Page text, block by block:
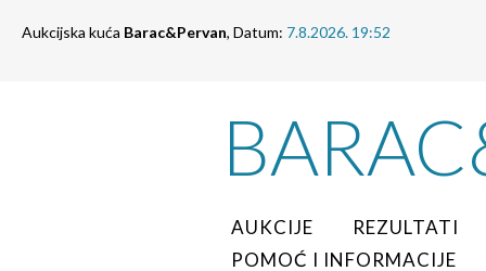
Aukcijska kuća Barac&Pervan, Datum: 7.8.2026. 19:52
AUKCIJE
REZULTATI
POMOĆ I INFORMACIJE